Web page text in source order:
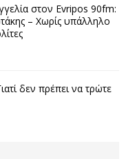
στον Evripos 90fm:
– Χωρίς υπάλληλο
δεν πρέπει να τρώτε